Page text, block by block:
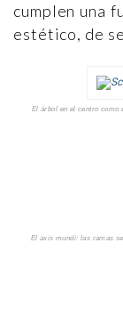
cumplen una
estético, de
El árbol en el centro como
El axis mundi: las ramas